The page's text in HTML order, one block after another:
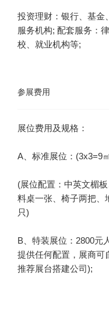
投资理财：银行、基金
服务机构; 配套服务：
校、就业机构等;
参展费用
(展位配置：中英文楣
料桌一张、椅子两把、
B、特装展位：2800元
提供任何配置，展商可
推荐展台搭建公司);